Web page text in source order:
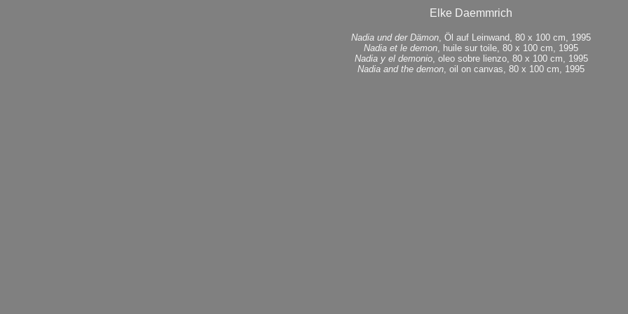
Elke Daemmrich
Nadia und der Dämon, Öl auf Leinwand, 80 x 100 cm, 1995
Nadia et le demon, huile sur toile, 80 x 100 cm, 1995
Nadia y el demonio, oleo sobre lienzo, 80 x 100 cm, 1995
Nadia and the demon, oil on canvas, 80 x 100 cm, 1995